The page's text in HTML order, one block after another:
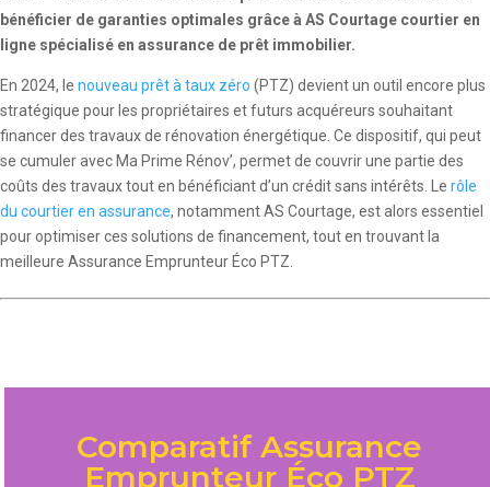
bénéficier de garanties optimales grâce à AS Courtage courtier en
ligne spécialisé en assurance de prêt immobilier.
En 2024, le nouveau prêt à taux zéro (PTZ) devient un outil encore plus
stratégique pour les propriétaires et futurs acquéreurs souhaitant
financer des travaux de rénovation énergétique. Ce dispositif, qui peut
se cumuler avec Ma Prime Rénov’, permet de couvrir une partie des
coûts des travaux tout en bénéficiant d’un crédit sans intérêts. Le rôle
du courtier en assurance, notamment AS Courtage, est alors essentiel
pour optimiser ces solutions de financement, tout en trouvant la
meilleure Assurance Emprunteur Éco PTZ.
Comparatif Assurance
Emprunteur Éco PTZ